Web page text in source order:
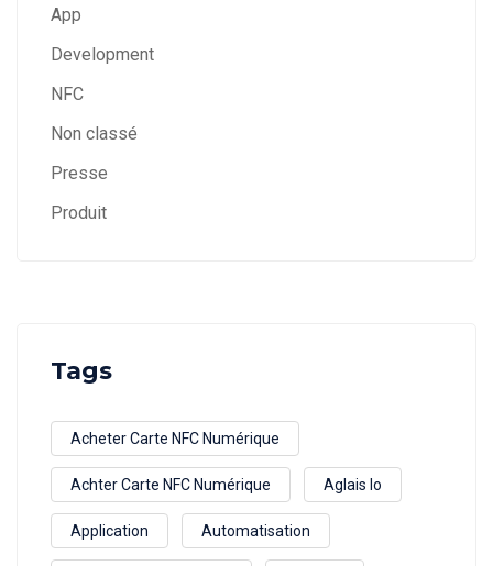
App
Development
NFC
Non classé
Presse
Produit
Tags
Acheter Carte NFC Numérique
Achter Carte NFC Numérique Aglais Io
Application Automatisation